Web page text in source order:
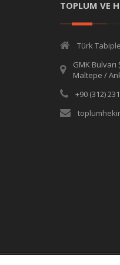
TOPLUM VE
Türk
GMK Bulvarı
Maltepe /
+90 (312)